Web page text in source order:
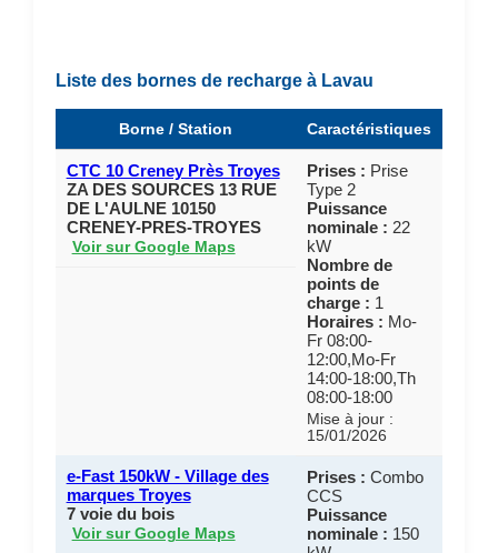
Liste des bornes de recharge à Lavau
Borne / Station Caractéristiques
CTC 10 Creney Près Troyes
ZA DES SOURCES 13 RUE
DE L'AULNE 10150
CRENEY-PRES-TROYES
Voir sur Google Maps
Prises : Prise
Type 2
Puissance
nominale : 22
kW
Nombre de
points de
charge : 1
Horaires : Mo-
Fr 08:00-
12:00,Mo-Fr
14:00-18:00,Th
08:00-18:00
Mise à jour :
15/01/2026
e-Fast 150kW - Village des
marques Troyes
7 voie du bois
Voir sur Google Maps
Prises : Combo
CCS
Puissance
nominale : 150